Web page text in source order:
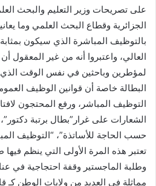
على تصريحات وزير التعليم والبحث
الجزائرية وقطاع البحث العلمي وما
بالتوظيف المباشرة الذي سيكون بمثابة
العالي، واعتبروا أنه من غير المعقول
لمؤطرين وباحثين في نفس الوقت الذي
البطالة خاصة أن قوانين الوظيف
التوظيف المباشر، ورفع المحتجون
الشعارات على غرار”بطال برتبة
حسب الحاجة للأساتذة”، “التوظيف
تعتبر هذه المرة الأولى التي ينظم فيها
وطلبة الماجستير وقفة احتجاجية في
مماثلة في العديد من ولايات الوطن كـ